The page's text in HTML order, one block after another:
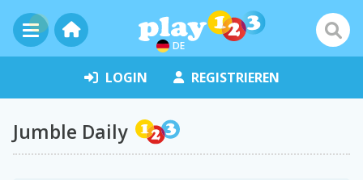
DE
LOGIN REGISTRIEREN
Jumble Daily